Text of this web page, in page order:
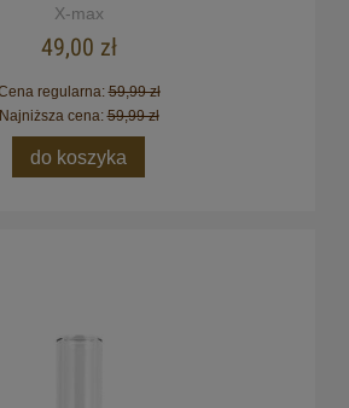
X-max
49,00 zł
regularna:59,99 zł
Najniższa cena:59,99 zł
do koszyka